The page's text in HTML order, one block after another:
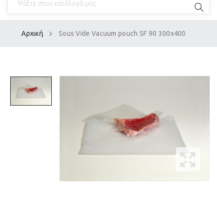
Αρχική Sous Vide Vacuum pouch SF 90 300x400